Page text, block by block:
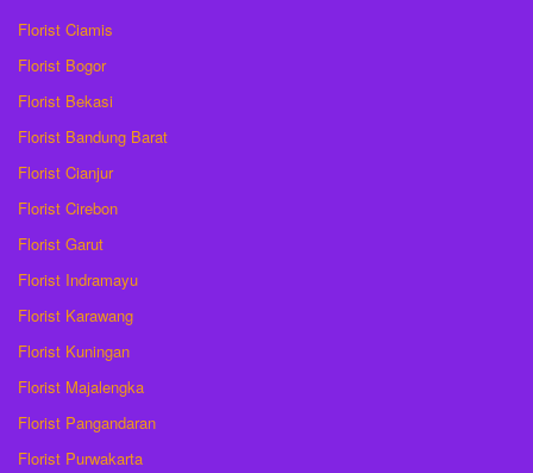
Florist Ciamis
Florist Bogor
Florist Bekasi
Florist Bandung Barat
Florist Cianjur
Florist Cirebon
Florist Garut
Florist Indramayu
Florist Karawang
Florist Kuningan
Florist Majalengka
Florist Pangandaran
Florist Purwakarta